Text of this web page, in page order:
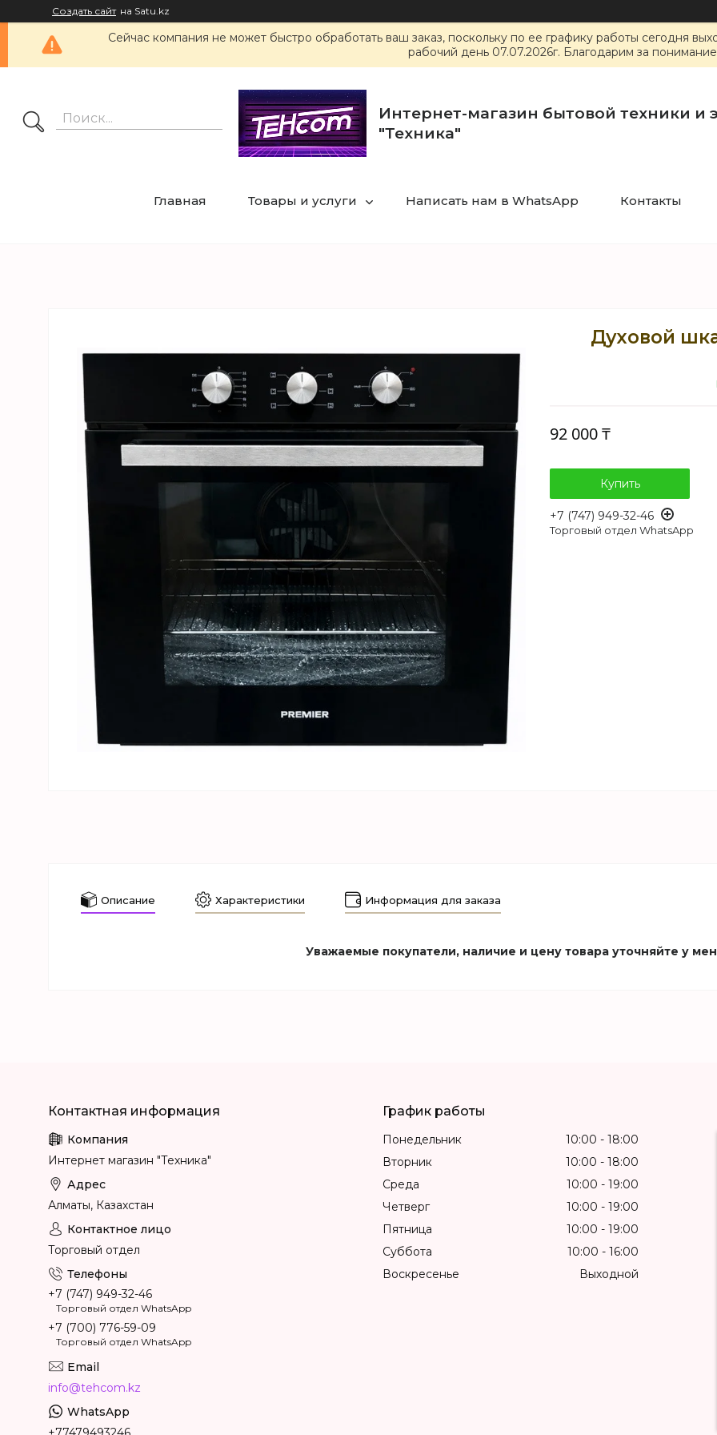
Создать сайт на Satu.kz
Сейчас компания не может быстро обработать ваш заказ, поскольку по ее графику работы сегодня
рабочий день 07.07.2026г. Благодарим за
Интернет-магазин бытовой техники и
"Техника"
Главная Товары и услуги Написать нам в WhatsApp Контакты
Духовой
92 000 ₸
Купить
+7 (747) 949-32-46
Торговый отдел WhatsApp
Описание Характеристики Информация для заказа
Уважаемые покупатели, наличие и цену товара уточняйте у
Интернет магазин "Техника"
Алматы, Казахстан
Торговый отдел
+7 (747) 949-32-46
Торговый отдел WhatsApp
+7 (700) 776-59-09
Торговый отдел WhatsApp
info@tehcom.kz
График работы
Понедельник 10:00
18:00
Вторник
10:00
18:00
Среда
10:00
19:00
Четверг
10:00
19:00
Пятница
10:00
19:00
Суббота
10:00
16:00
Воскресенье
Выходной